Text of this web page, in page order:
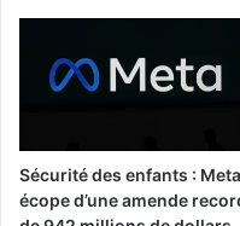
Sécurité des enfants : Meta
écope d’une amende